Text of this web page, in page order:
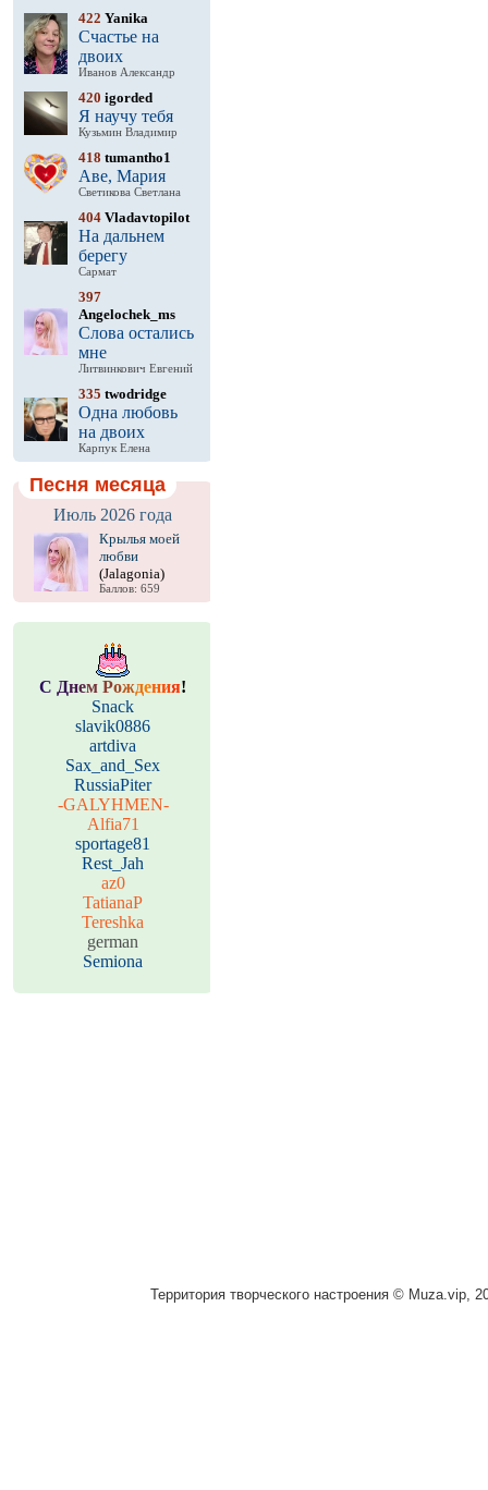
422 Yanika
Счастье на
двоих
Иванов Александр
420 igorded
Я научу тебя
Кузьмин Владимир
418 tumantho1
Аве, Мария
Светикова Светлана
404 Vladavtopilot
На дальнем
берегу
Сармат
397
Angelochek_ms
Слова остались
мне
Литвинкович Евгений
335 twodridge
Одна любовь
на двоих
Карпук Елена
Песня месяца
Июль 2026 года
Крылья моей
любви
(Jalagonia)
Баллов: 659
С Днем Рождения!
Snack
slavik0886
artdiva
Sax_and_Sex
RussiaPiter
-GALYHMEN-
Alfia71
sportage81
Rest_Jah
az0
TatianaP
Tereshka
german
Semiona
Территория творческого настроения © Muza.vip,